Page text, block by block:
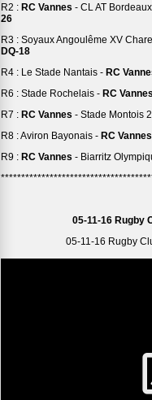
R2 : RC Vannes - CL AT
26
R3 : Soyaux Angoulême XV
DQ-18
R4 : Le Stade Nantais - RC
R6 : Stade Rochelais - RC Vannes
R7 : RC Vannes - Stade Montois
R8 : Aviron Bayonais - RC Vannes
R9 : RC Vannes - Biarritz
05-11-16 Rugby
05-11-16 Rugby